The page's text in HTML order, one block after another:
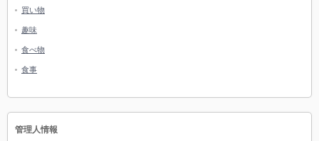
買い物
趣味
食べ物
食事
管理人情報